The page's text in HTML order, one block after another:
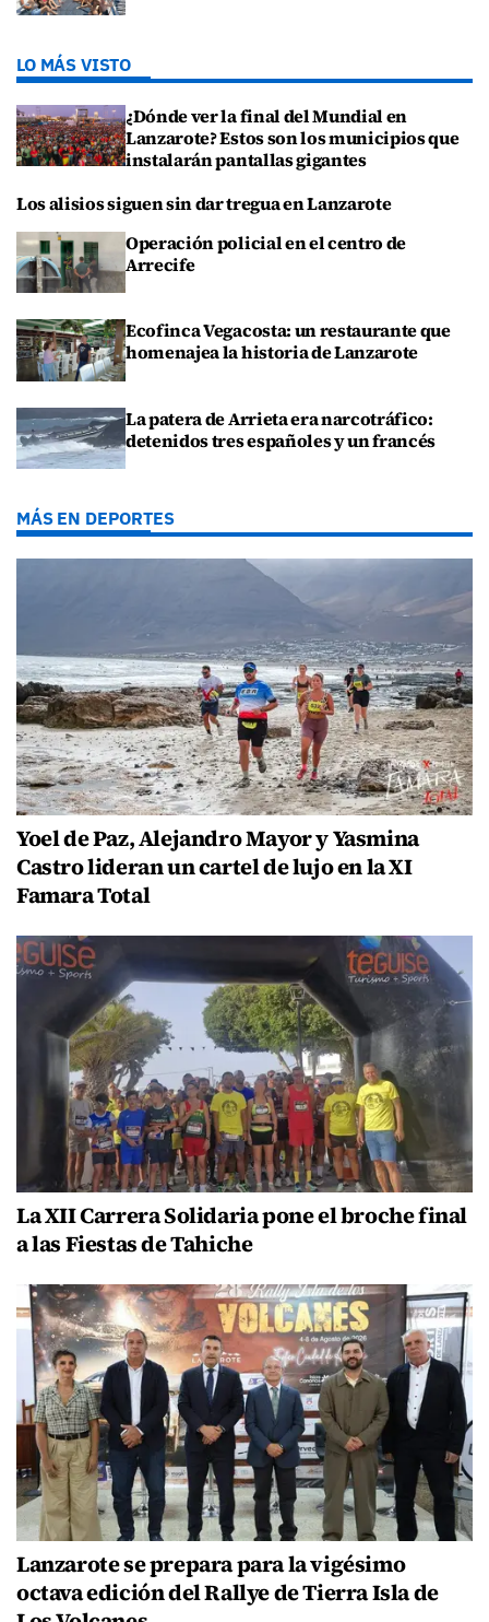
LO MÁS VISTO
¿Dónde ver la final del Mundial en
Lanzarote? Estos son los municipios que
instalarán pantallas gigantes
Los alisios siguen sin dar tregua en Lanzarote
Operación policial en el centro de
Arrecife
Ecofinca Vegacosta: un restaurante que
homenajea la historia de Lanzarote
La patera de Arrieta era narcotráfico:
detenidos tres españoles y un francés
MÁS EN DEPORTES
Yoel de Paz, Alejandro Mayor y Yasmina
Castro lideran un cartel de lujo en la XI
Famara Total
La XII Carrera Solidaria pone el broche final
a las Fiestas de Tahiche
Lanzarote se prepara para la vigésimo
octava edición del Rallye de Tierra Isla de